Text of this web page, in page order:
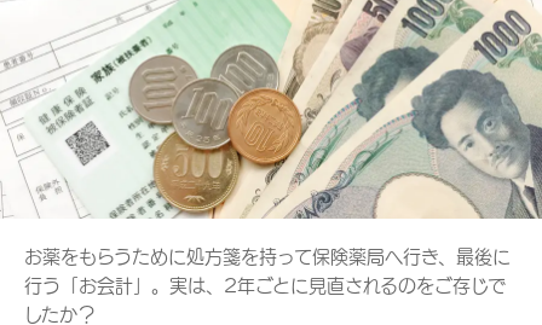
お薬をもらうために処方箋を持って保険薬局へ行き、最後に
行う「お会計」。実は、2年ごとに見直されるのをご存じで
したか？